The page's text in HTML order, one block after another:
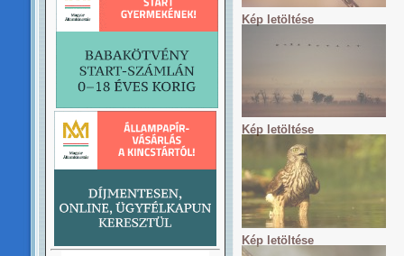
Kép letöltése
Kép letöltése
Kép letöltése